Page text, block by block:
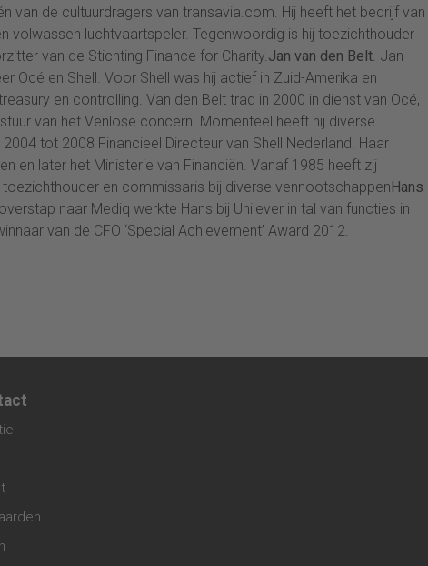
van de cultuurdragers van transavia.com. Hij heeft het bedrijf van
volwassen luchtvaartspeler. Tegenwoordig is hij toezichthouder
van de Stichting Finance for Charity.Jan van den Belt. Jan
Océ en Shell. Voor Shell was hij actief in Zuid-Amerika en
en controlling. Van den Belt trad in 2000 in dienst van Océ,
van het Venlose concern. Momenteel heeft hij diverse
tot 2008 Financieel Directeur van Shell Nederland. Haar
en later het Ministerie van Financiën. Vanaf 1985 heeft zij
en commissaris bij diverse vennootschappenHans
naar Mediq werkte Hans bij Unilever in tal van functies in
van de CFO ‘Special Achievement’ Award 2012.